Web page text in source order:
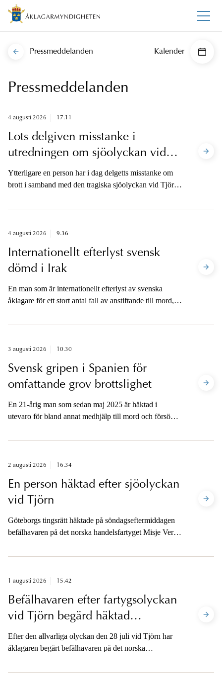
Pressmeddelanden Kalender
Pressmeddelanden
4 augusti 2026 17.11
Lots delgiven misstanke i
utredningen om sjöolyckan vid
Tjörn
Ytterligare en person har i dag delgetts misstanke om
brott i samband med den tragiska sjöolyckan vid Tjörn
lotsningsverksamhet misstänks på skälig misstanke, den
vållande till annans död. Lotsen förnekar brott.
4 augusti 2026 9.36
Internationellt efterlyst svensk
dömd i Irak
En man som är internationellt efterlyst av svenska
åklagare för ett stort antal fall av anstiftande till mord,
har dömts till livstids fängelse av en domstol i
mellan svenska åklagare och det irakiska rättsväsendet.
3 augusti 2026 10.30
Svensk gripen i Spanien för
omfattande grov brottslighet
En 21-årig man som sedan maj 2025 är häktad i
utevaro för bland annat medhjälp till mord och försök
greps under natten till lördag den 1 augusti.
2 augusti 2026 16.34
En person häktad efter sjöolyckan
vid Tjörn
Göteborgs tingsrätt häktade på söndagseftermiddagen
befälhavaren på det norska handelsfartyget Misje Verde
annans död. Åklagaren kommenterar olycksförloppet
1 augusti 2026 15.42
Befälhavaren efter fartygsolyckan
vid Tjörn begärd häktad
(uppdaterad)
Efter den allvarliga olyckan den 28 juli vid Tjörn har
åklagaren begärt befälhavaren på det norska